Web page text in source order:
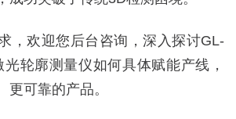
，欢迎您后台咨询，深入探讨GL-
轮廓测量仪如何具体赋能产线，
更可靠的产品。